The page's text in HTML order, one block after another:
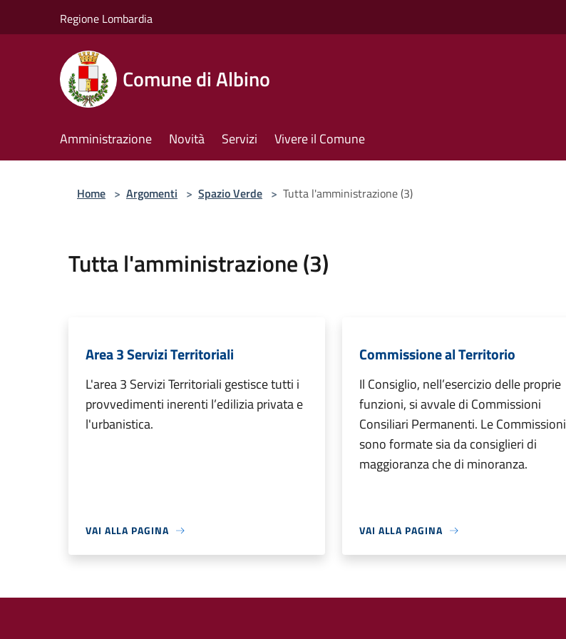
Regione Lombardia
Comune di Albino
Amministrazione Novità Servizi Vivere il Comune
Home > Argomenti > Spazio Verde > Tutta l'amministrazione (3)
Tutta l'amministrazione (3)
Area 3 Servizi Territoriali
L'area 3 Servizi Territoriali gestisce tutti i
provvedimenti inerenti l’edilizia privata e
l'urbanistica.
VAI ALLA PAGINA
Commissione al Territorio
Il Consiglio, nell’esercizio delle proprie
funzioni, si avvale di Commissioni
Consiliari Permanenti. Le Commissioni
sono formate sia da consiglieri di
maggioranza che di minoranza.
VAI ALLA PAGINA